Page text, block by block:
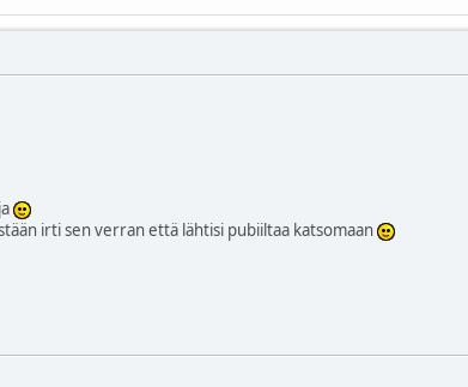
irti sen verran että lähtisi pubiiltaa katsomaan